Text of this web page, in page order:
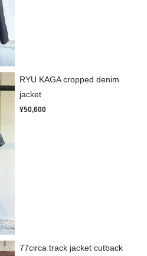
RYU KAGA cropped denim
jacket
¥50,600
77circa track jacket cutback